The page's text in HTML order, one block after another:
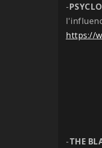
-
https://
-THE